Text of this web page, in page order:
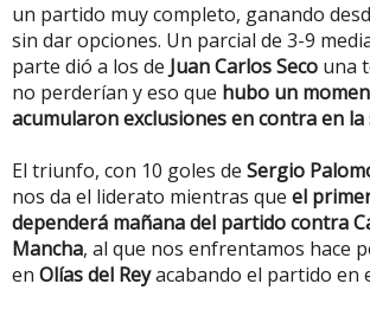
un partido muy completo, ganando
sin dar opciones. Un parcial de 3-9
parte dió a los de Juan Carlos Seco una
no perderían y eso que hubo un
acumularon exclusiones en contra en
El triunfo, con 10 goles de Sergio
nos da el liderato mientras que el
dependerá mañana del partido contra
Mancha, al que nos enfrentamos hace
en Olías del Reyacabando el partido en